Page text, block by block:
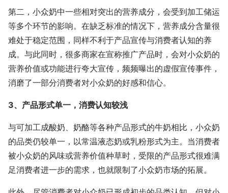
第二，小众奶中一些相对突出的营养成分，会受到加工储运
等多个环节的影响。在缺乏标准的情况下，营养成分含量很
难处于稳定范围，同样不利于产品宣传与消费者认知的养
成。与此同时，很多商家在宣称推广产品时，会对小众奶的
营养价值或功能进行夸大宣传，频频曝出的虚假宣传事件，
消磨了一部分消费者对小众奶的好感和信心。
3、产品形式单一，消费认知较浅
与可加工成酸奶、奶酪等各种产品形式的牛奶相比，小众奶
的品类仍较单一，以常温液态奶或乳粉形式为主。当消费者
被小众奶的风味或营养价值种草时，受限的产品形式很难满
足消费者进一步的需求，也就限制了小众奶市场的拓展。